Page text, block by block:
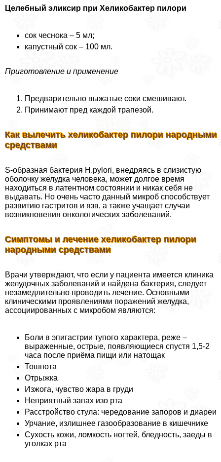
Целебный эликсир при Хеликобактер пилори
сок чеснока – 5 мл;
капустный сок – 100 мл.
Приготовление и применение
Предварительно выжатые соки смешивают.
Принимают пред каждой трапезой.
Как вылечить хеликобактер пилори народными
средствами
S-образная бактерия Н.руlori, внедряясь в слизистую
оболочку желудка человека, может долгое время
находиться в латентном состоянии и никак себя не
выдавать. Но очень часто данный микроб способствует
развитию гастритов и язв, а также учащает случаи
возникновения oнкoлoгических заболеваний.
Симптомы и лечение хеликобактер пилори
народными средствами
Врачи утверждают, что если у пациента имеется клиника
желудочных заболеваний и найдена бактерия, следует
незамедлительно проводить лечение. Основными
клиническими проявлениями поражений желудка,
ассоциированных с микробом являются:
Боли в эпигастрии тупого хаpaктера, реже –
выраженные, острые, появляющиеся спустя 1,5-2
часа после приёма пищи или натощак
Тошнота
Отрыжка
Изжога, чувство жара в гpyди
Неприятный запах изо рта
Расстройство стула: чередование запоров и диареи
Урчание, излишнее газообразование в кишечнике
Сухость кожи, ломкость ногтей, бледность, заеды в
уголках рта